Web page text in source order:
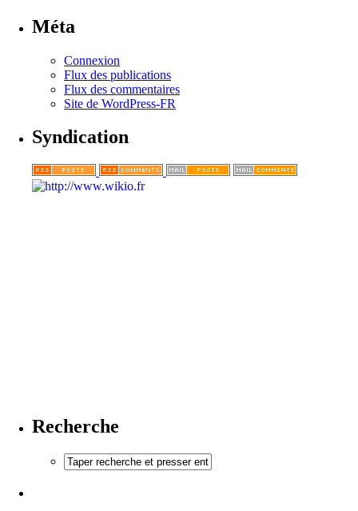
Méta
Connexion
Flux des publications
Flux des commentaires
Site de WordPress-FR
Syndication
Recherche